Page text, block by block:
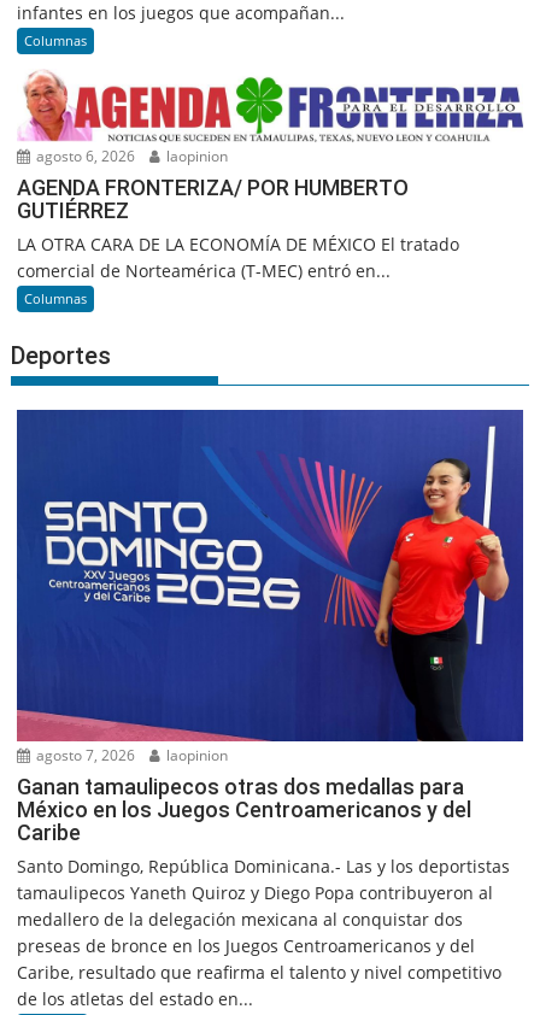
infantes en los juegos que acompañan...
Columnas
agosto 6, 2026 laopinion
AGENDA FRONTERIZA/ POR HUMBERTO
GUTIÉRREZ
LA OTRA CARA DE LA ECONOMÍA DE MÉXICO El tratado
comercial de Norteamérica (T-MEC) entró en...
Columnas
Deportes
agosto 7, 2026 laopinion
Ganan tamaulipecos otras dos medallas para
México en los Juegos Centroamericanos y del
Caribe
Santo Domingo, República Dominicana.- Las y los deportistas
tamaulipecos Yaneth Quiroz y Diego Popa contribuyeron al
medallero de la delegación mexicana al conquistar dos
preseas de bronce en los Juegos Centroamericanos y del
Caribe, resultado que reafirma el talento y nivel competitivo
de los atletas del estado en...